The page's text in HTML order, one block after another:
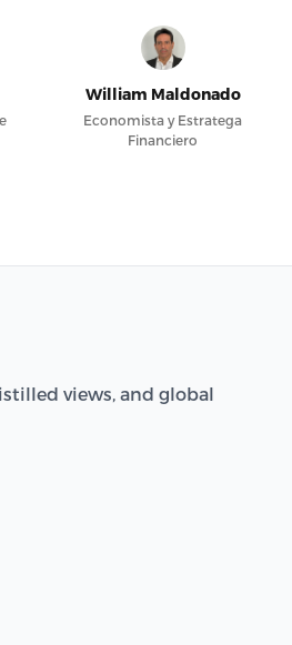
William Maldonado
Economista y Estratega
Financiero
views, and global